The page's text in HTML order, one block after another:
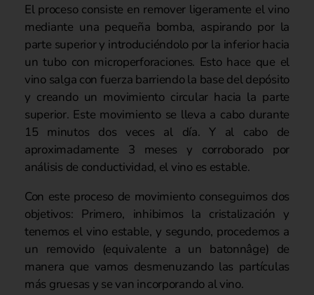
El proceso consiste en remover ligeramente el vino
mediante una pequeña bomba, aspirando por la
parte superior y introduciéndolo por la inferior hacia
un tubo con microperforaciones. Esto hace que el
vino salga con fuerza barriendo la base del depósito
y creando un movimiento circular hacia la parte
superior. Este movimiento se lleva a cabo durante
15 minutos dos veces al día. Y al cabo de
aproximadamente 3 meses y corroborado por
análisis de conductividad, el vino es estable.
Con este proceso de movimiento conseguimos dos
objetivos: Primero, inhibimos la cristalización y
tenemos el vino estable, y segundo, procedemos a
un removido (equivalente a un batonnâge) de
manera que vamos desmenuzando las partículas
más gruesas y se van incorporando al vino.